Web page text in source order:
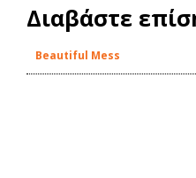
Διαβάστε
Beautiful Mess